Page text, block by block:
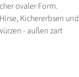
ovaler Form.
Kichererbsen und
- außen zart